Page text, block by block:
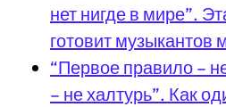
нет нигде в мире”.
готовит музыкантов
“Первое правило –
– не халтурь”. Как